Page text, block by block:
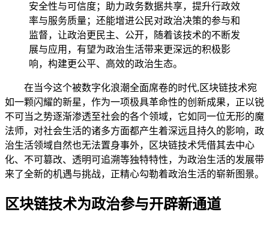
安全性与可信度；助力政务数据共享，提升行政效
率与服务质量；还能增进公民对政治决策的参与和
监督，让政治更民主、公开，随着该技术的不断发
展与应用，有望为政治生活带来更深远的积极影
响，构建更公平、高效的政治生态。
在当今这个被数字化浪潮全面席卷的时代,区块链技术宛
如一颗闪耀的新星，作为一项极具革命性的创新成果，正以锐
不可当之势逐渐渗透至社会的各个领域，它如同一位无形的魔
法师，对社会生活的诸多方面都产生着深远且持久的影响，政
治生活领域自然也无法置身事外，区块链技术凭借其去中心
化、不可篡改、透明可追溯等独特特性，为政治生活的发展带
来了全新的机遇与挑战，正精心勾勒着政治生活的崭新图景。
区块链技术为政治参与开辟新通道